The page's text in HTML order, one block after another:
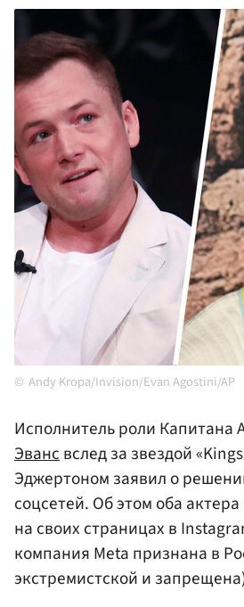
Andy Kropa/Invision/Evan Agostini/AP
Исполнитель роли Капитана
Эвансвслед за звездой
Эджертоном заявил о
соцсетей. Об этом оба
на своих страницах в
компания Meta признана в
экстремистской и